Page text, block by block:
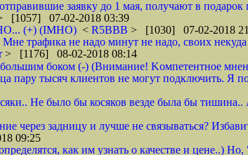
заявку до 1 мая, получают в подарок
[1057] 07-02-2018 03:39
(+) (IMHO) < R5BBB > [1030] 07-02-2018
трафика не надо минут не надо, своих
> [1176] 08-02-2018 08:14
боком (-) (Внимание! Kомпетентное
пару тысяч клиентов не могут подключить. Я
Не было бы косяков везде была бы
через задницу и лучше не связываться?
09:25
как им узнать о качестве и цене..)